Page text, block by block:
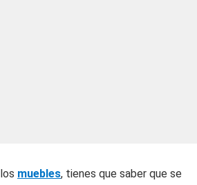
muebles, tienes que saber que se